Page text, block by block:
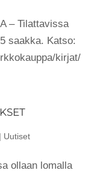
– Tilattavissa
saakka. Katso:
kirjat/
| Uutiset
ollaan lomalla